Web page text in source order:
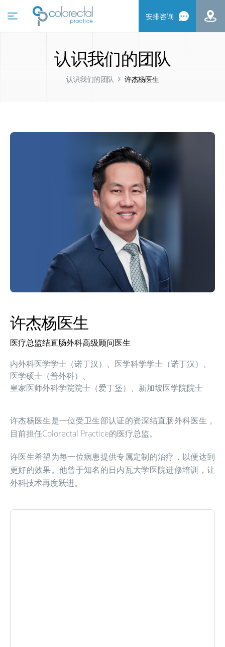
安排咨询
认识我们的团队
认识我们的团队 许杰杨医生
许杰杨医生
医疗总监结直肠外科高级顾问医生
内外科医学学士（诺丁汉）、 医学科学学士（诺丁汉）、
医学硕士（普外科）、
皇家医师外科学院院士（爱丁堡）、 新加坡医学院院士
许杰杨医生是一位受卫生部认证的资深结直肠外科医生，
目前担任Colorectal Practice的医疗总监。
许医生希望为每一位病患提供专属定制的治疗，以便达到
更好的效果。他曾于知名的日内瓦大学医院进修培训，让
外科技术再度跃进。